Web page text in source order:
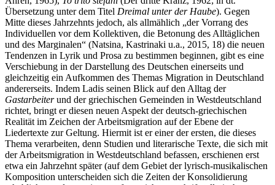
Übersetzung unter dem Titel Dreimal unter der Haube). Gegen
Mitte dieses Jahrzehnts jedoch, als allmählich „der Vorrang des
Individuellen vor dem Kollektiven, die Betonung des Alltäglichen
und des Marginalen“ (Natsina, Kastrinaki u.a., 2015, 18) die neuen
Tendenzen in Lyrik und Prosa zu bestimmen beginnen, gibt es eine
Verschiebung in der Darstellung des Deutschen einerseits und
gleichzeitig ein Aufkommen des Themas Migration in Deutschland
andererseits. Indem Ladis seinen Blick auf den Alltag der
Gastarbeiterund der griechischen Gemeinden in Westdeutschland
richtet, bringt er diesen neuen Aspekt der deutsch-griechischen
Realität im Zeichen der Arbeitsmigration auf der Ebene der
Liedertexte zur Geltung. Hiermit ist er einer der ersten, die dieses
Thema verarbeiten, denn Studien und literarische Texte, die sich mit
der Arbeitsmigration in Westdeutschland befassen, erschienen erst
etwa ein Jahrzehnt später (auf dem Gebiet der lyrisch-musikalischen
Komposition unterscheiden sich die Zeiten der Konsolidierung